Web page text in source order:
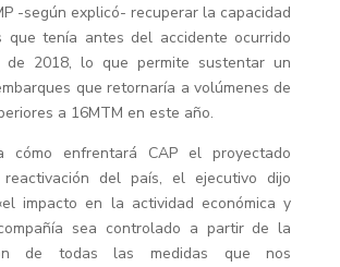
-según explicó- recuperar la capacidad
que tenía antes del accidente ocurrido
de 2018, lo que permite sustentar un
que retornaría a volúmenes de
a 16MTM en este año.
cómo enfrentará CAP el proyectado
del país, el ejecutivo dijo
impacto en la actividad económica y
sea controlado a partir de la
de todas las medidas que nos